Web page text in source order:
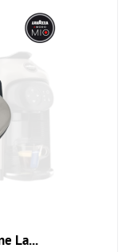
La...